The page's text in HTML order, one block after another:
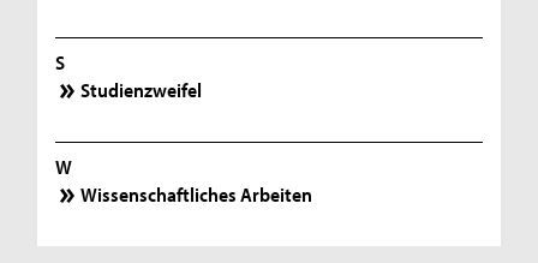
S
Studienzweifel
W
Wissenschaftliches Arbeiten